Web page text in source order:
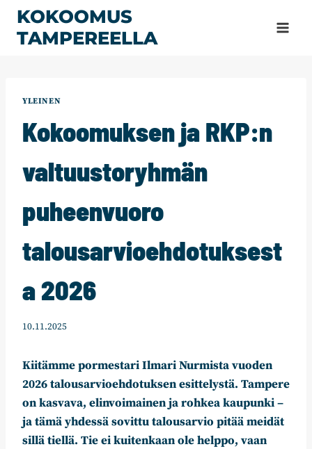
Siirry
sisältöön
KOKOOMUS
TAMPEREELLA
YLEINEN
Kokoomuksen ja RKP:n
valtuustoryhmän
puheenvuoro
talousarvioehdotuksest
a 2026
10.11.2025
Kiitämme pormestari Ilmari Nurmista vuoden
2026 talousarvioehdotuksen esittelystä. Tampere
on kasvava, elinvoimainen ja rohkea kaupunki –
ja tämä yhdessä sovittu talousarvio pitää meidät
sillä tiellä. Tie ei kuitenkaan ole helppo, vaan